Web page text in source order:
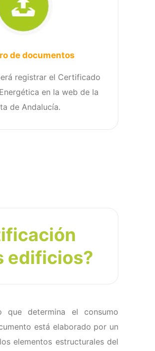
de documentos
registrar el Certificado
en la web de la
de Andalucía.
edificios?
determina el consumo
está elaborado por un
elementos estructurales del